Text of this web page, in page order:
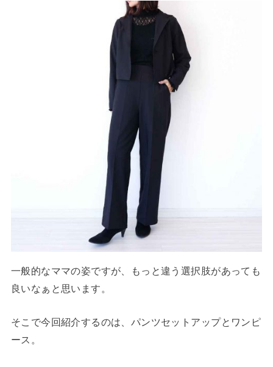
一般的なママの姿ですが、もっと違う選択肢があっても
良いなぁと思います。
そこで今回紹介するのは、パンツセットアップとワンピ
ース。